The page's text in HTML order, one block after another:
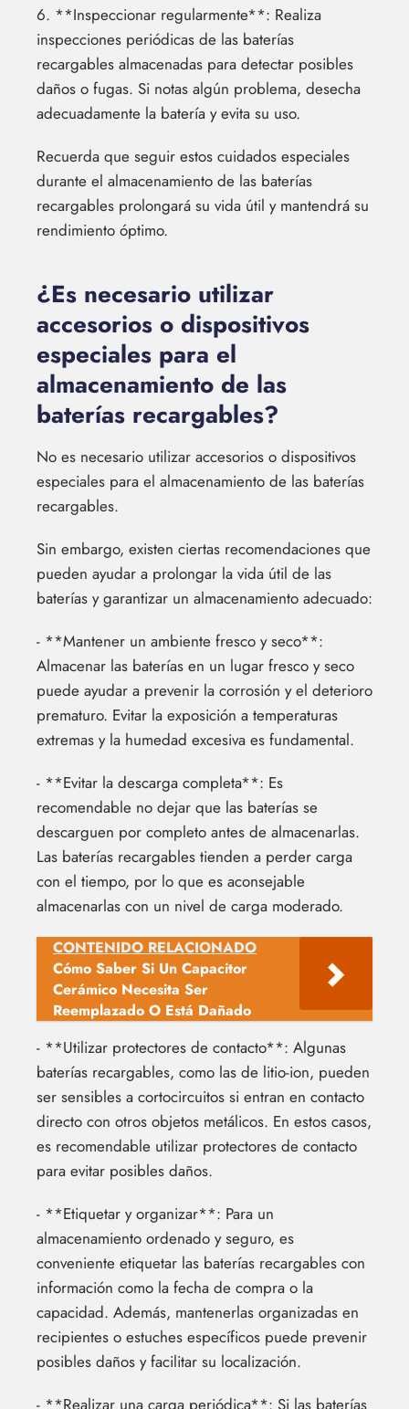
6. **Inspeccionar regularmente**: Realiza
inspecciones periódicas de las baterías
recargables almacenadas para detectar posibles
daños o fugas. Si notas algún problema, desecha
adecuadamente la batería y evita su uso.
Recuerda que seguir estos cuidados especiales
durante el almacenamiento de las baterías
recargables prolongará su vida útil y mantendrá su
rendimiento óptimo.
¿Es necesario utilizar
accesorios o dispositivos
especiales para el
almacenamiento de las
baterías recargables?
No es necesario utilizar accesorios o dispositivos
especiales para el almacenamiento de las baterías
recargables.
Sin embargo, existen ciertas recomendaciones que
pueden ayudar a prolongar la vida útil de las
baterías y garantizar un almacenamiento adecuado:
- **Mantener un ambiente fresco y seco**:
Almacenar las baterías en un lugar fresco y seco
puede ayudar a prevenir la corrosión y el deterioro
prematuro. Evitar la exposición a temperaturas
extremas y la humedad excesiva es fundamental.
- **Evitar la descarga completa**: Es
recomendable no dejar que las baterías se
descarguen por completo antes de almacenarlas.
Las baterías recargables tienden a perder carga
con el tiempo, por lo que es aconsejable
almacenarlas con un nivel de carga moderado.
CONTENIDO RELACIONADO
Cómo Saber Si Un Capacitor
Cerámico Necesita Ser
Reemplazado O Está Dañado
- **Utilizar protectores de contacto**: Algunas
baterías recargables, como las de litio-ion, pueden
ser sensibles a cortocircuitos si entran en contacto
directo con otros objetos metálicos. En estos casos,
es recomendable utilizar protectores de contacto
para evitar posibles daños.
- **Etiquetar y organizar**: Para un
almacenamiento ordenado y seguro, es
conveniente etiquetar las baterías recargables con
información como la fecha de compra o la
capacidad. Además, mantenerlas organizadas en
recipientes o estuches específicos puede prevenir
posibles daños y facilitar su localización.
- **Realizar una carga periódica**: Si las baterías